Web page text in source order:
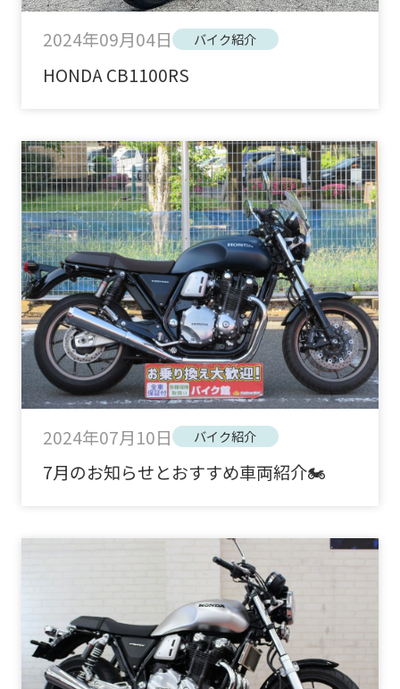
2024年09月04日 バイク紹介
HONDA CB1100RS
2024年07月10日 バイク紹介
7月のお知らせとおすすめ車両紹介🏍